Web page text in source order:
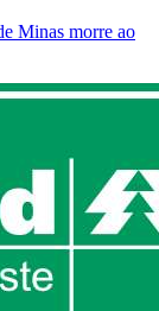
Minas morre ao